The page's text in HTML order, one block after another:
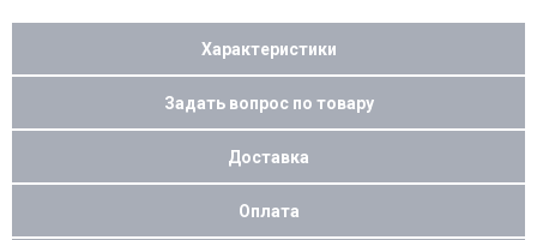
Характеристики
Задать вопрос по товару
Доставка
Оплата